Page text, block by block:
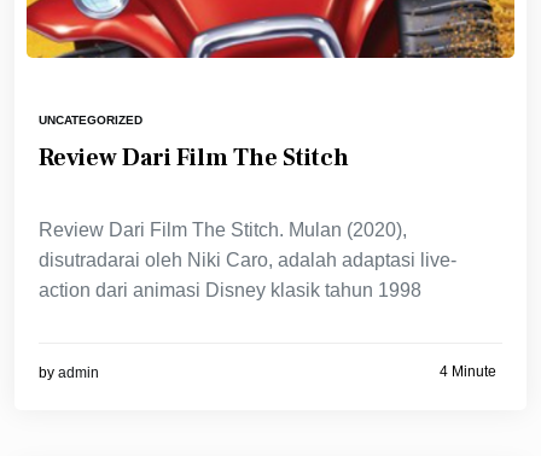
UNCATEGORIZED
Review Dari Film The Stitch
Review Dari Film The Stitch. Mulan (2020),
disutradarai oleh Niki Caro, adalah adaptasi live-
action dari animasi Disney klasik tahun 1998
by admin 4 Minute